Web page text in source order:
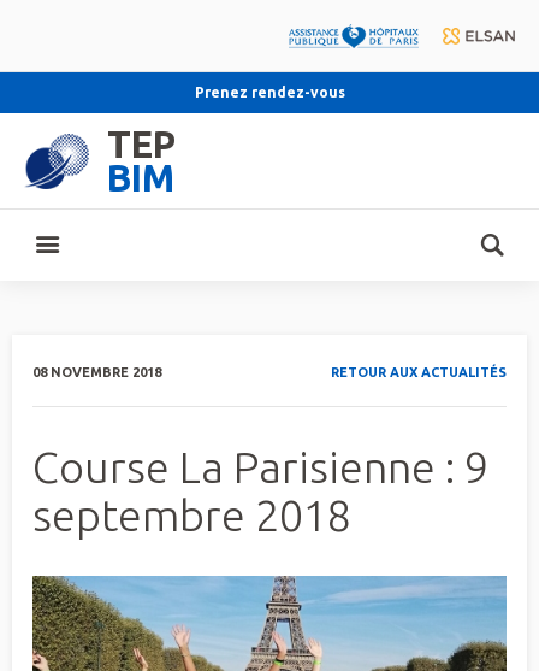
Prenez rendez-vous
TEP
BIM
08 NOVEMBRE 2018 RETOUR AUX ACTUALITÉS
Course La Parisienne : 9
septembre 2018